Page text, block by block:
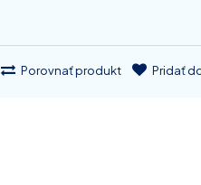
Porovnať produkt Pridať